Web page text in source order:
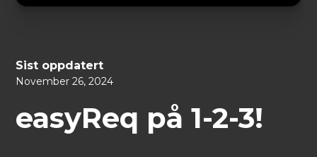
Sist oppdatert
November 26, 2024
easyReq på 1-2-3!